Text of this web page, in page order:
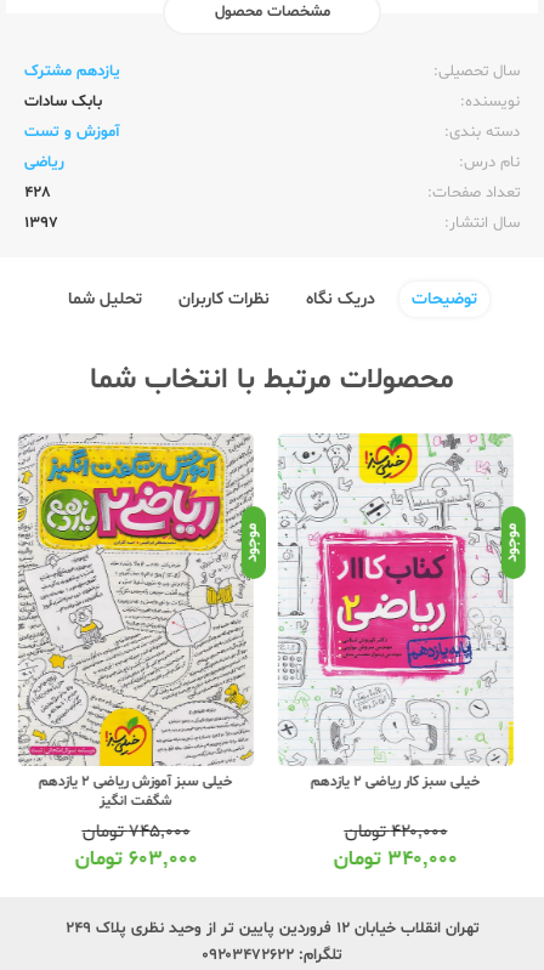
مشخصات محصول
سال تحصیلی:‌
یازدهم مشترک
نویسنده:‌
بابک سادات
دسته بندی:
آموزش و تست
نام درس:
ریاضی
تعداد صفحات:‌
428
سال انتشار:‌
1397
توضیحات دریک نگاه نظرات کاربران تحلیل شما
محصولات مرتبط با انتخاب شما
موجود
خیلی سبز کار ریاضی 2 یازدهم
۴۲۰,۰۰۰تومان
۳۴۰,۰۰۰تومان
موجود
خیلی سبز آموزش ریاضی 2 یازدهم
شگفت انگیز
۷۴۵,۰۰۰تومان
۶۰۳,۰۰۰تومان
تهران انقلاب خیابان ۱۲ فروردین پایین تر از وحید نظری پلاک ۲۴۹
تلگرام: ۰۹۲۰۳۴۷۲۶۲۲